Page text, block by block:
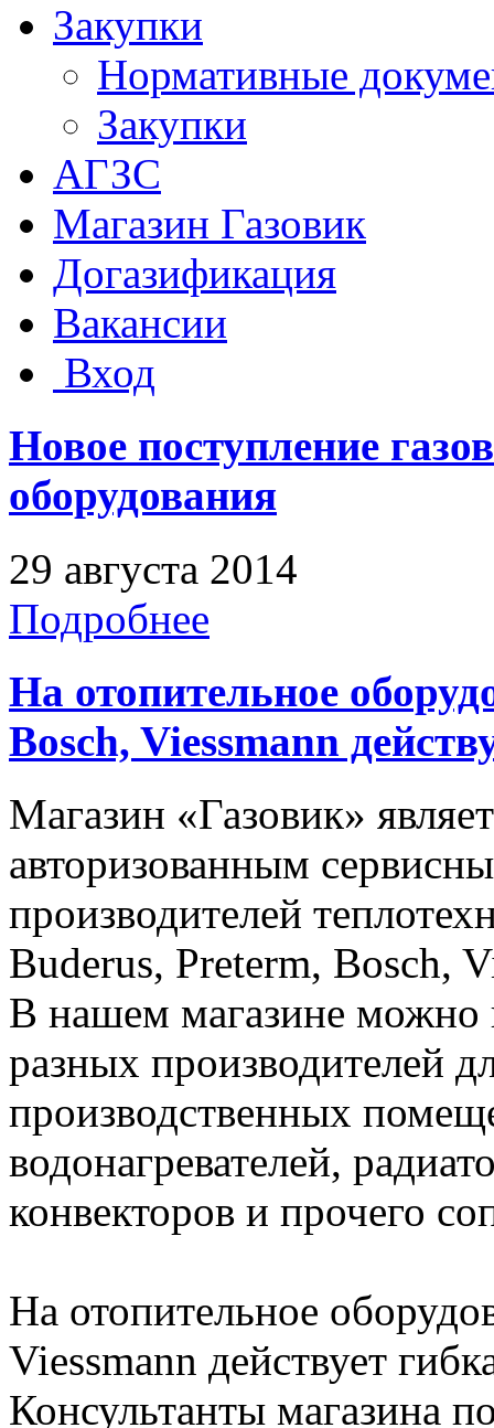
Закупки
Нормативные
Закупки
АГЗС
Магазин Газовик
Догазификация
Вакансии
Вход
Новое поступление
оборудования
29 августа 2014
Подробнее
На отопительное
Bosch, Viessmann
Магазин «Газовик»
авторизованным
производителей
Buderus, Preterm, Bosch,
В нашем магазине можно
разных производителей
производственных
водонагревателей,
конвекторов и прочего
На отопительное
Viessmann действует
Консультанты магазина